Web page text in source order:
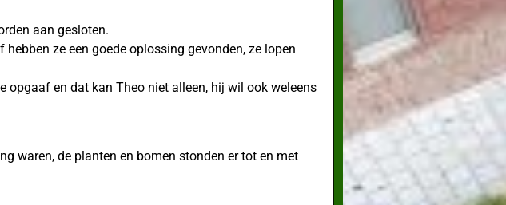
aan gesloten.
ze een goede oplossing gevonden, ze lopen
opgaaf en dat kan Theo niet alleen, hij wil ook weleens
waren, de planten en bomen stonden er tot en met